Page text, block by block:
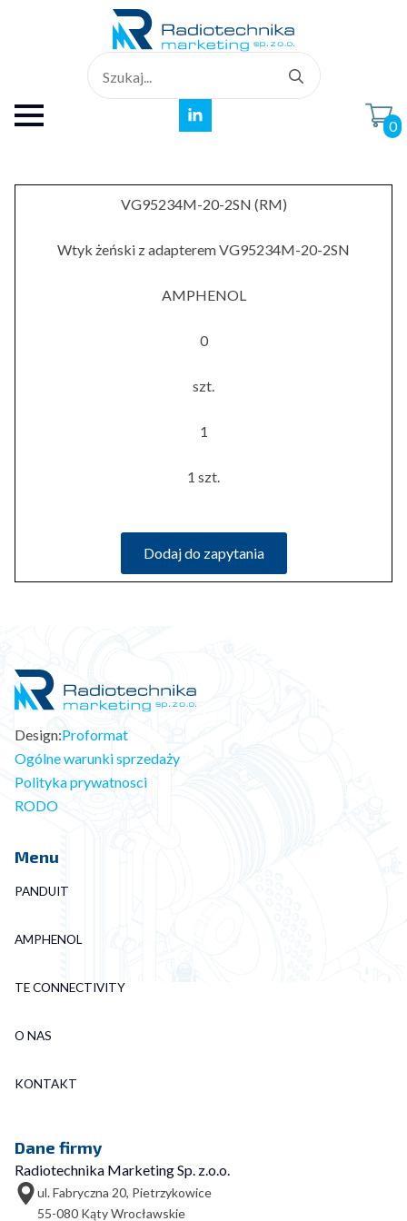
for:
0
VG95234M-20-2SN (RM)
Wtyk żeński z adapterem VG95234M-20-2SN
AMPHENOL
0
szt.
1
1 szt.
Dodaj do zapytania
Design:Proformat
Ogólne warunki sprzedaży
Polityka prywatnosci
RODO
Menu
PANDUIT
AMPHENOL
TE CONNECTIVITY
O NAS
KONTAKT
Dane firmy
Radiotechnika Marketing Sp. z.o.o.
ul. Fabryczna 20, Pietrzykowice
55-080 Kąty Wrocławskie